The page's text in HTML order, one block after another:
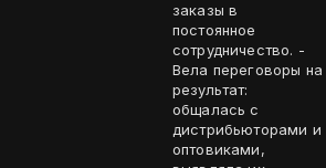
заказы в
постоянное
сотрудничество. -
Вела переговоры на
результат:
общалась с
дистрибьюторами и
оптовиками,